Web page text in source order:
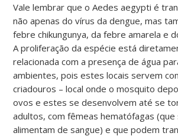
Vale lembrar que o Aedes aegypti é
não apenas do vírus da dengue, mas
febre chikungunya, da febre amarela e
A proliferação da espécie está
relacionada com a presença de água
ambientes, pois estes locais servem
criadouros – local onde o mosquito
ovos e estes se desenvolvem até se
adultos, com fêmeas hematófagas (que
alimentam de sangue) e que podem